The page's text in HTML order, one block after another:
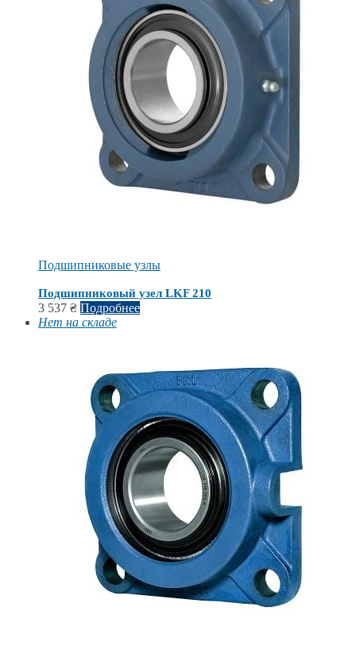
Подшипниковые узлы
Подшипниковый узел LKF 210
3 537 ₴ Подробнее
Нет на складе